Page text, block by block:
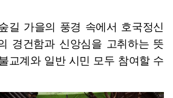
길 가을의 풍경 속에서 호국정신
경건함과 신앙심을 고취하는 뜻
교계와 일반 시민 모두 참여할 수